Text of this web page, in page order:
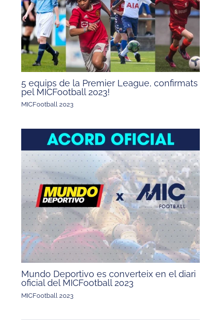
5 equips de la Premier League, confirmats
pel MICFootball 2023!
MICFootball 2023
Mundo Deportivo es converteix en el diari
oficial del MICFootball 2023
MICFootball 2023